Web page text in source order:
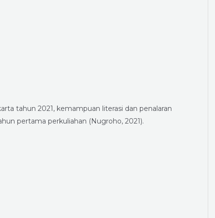
tahun 2021, kemampuan literasi dan penalaran
pertama perkuliahan (Nugroho, 2021).